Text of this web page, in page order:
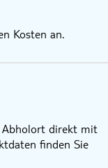
Kosten an.
Abholort direkt mit
finden Sie